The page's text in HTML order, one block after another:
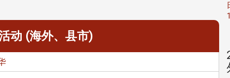
动 (海外、县市)
校友会活动 (海
县市)
2 版 校友会活动 (海
外、县市)